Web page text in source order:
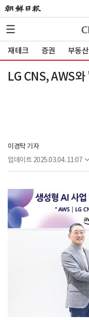
재테크 증권 부동산
LG CNS, AWS
이경탁 기자
업데이트 2025.03.04. 11:07